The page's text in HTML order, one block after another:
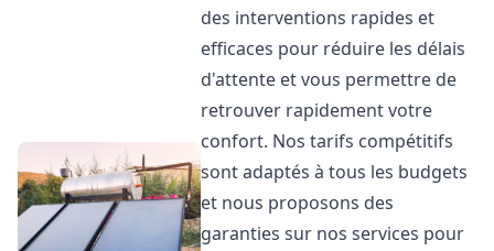
des interventions rapides et
efficaces pour réduire les délais
d'attente et vous permettre de
retrouver rapidement votre
confort. Nos tarifs compétitifs
sont adaptés à tous les budgets
et nous proposons des
garanties sur nos services pour